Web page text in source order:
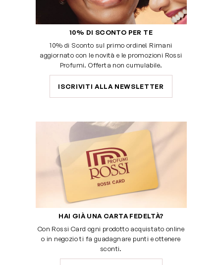
10% DI SCONTO PER TE
10% di Sconto sul primo ordine! Rimani
aggiornato con le novità e le promozioni Rossi
Profumi. Offerta non cumulabile.
ISCRIVITI ALLA NEWSLETTER
HAI GIÀ UNA CARTA FEDELTÀ?
Con Rossi Card ogni prodotto acquistato online
o in negozio ti fa guadagnare punti e ottenere
sconti.